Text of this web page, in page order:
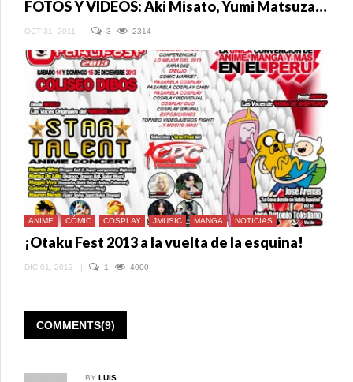
FOTOS Y VIDEOS: Aki Misato, Yumi Matsuzawa y Cosplay en Otaku Fest 2011
OCT 31, 2011 | 3 2314
ANIME CÓMIC COSPLAY JMUSIC MANGA NOTICIAS
¡Otaku Fest 2013 a la vuelta de la esquina!
DIC 01, 2013 | 1 4000
COMMENTS(9)
BY LUIS